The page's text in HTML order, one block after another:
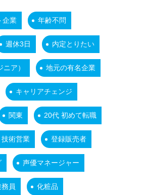
企業 年齢不問
週休3日 内定とりたい
ア） 地元の有名企業
キャリアチェンジ
関東 20代 初めて転職
技術営業 登録販売者
声優マネージャー
員 化粧品